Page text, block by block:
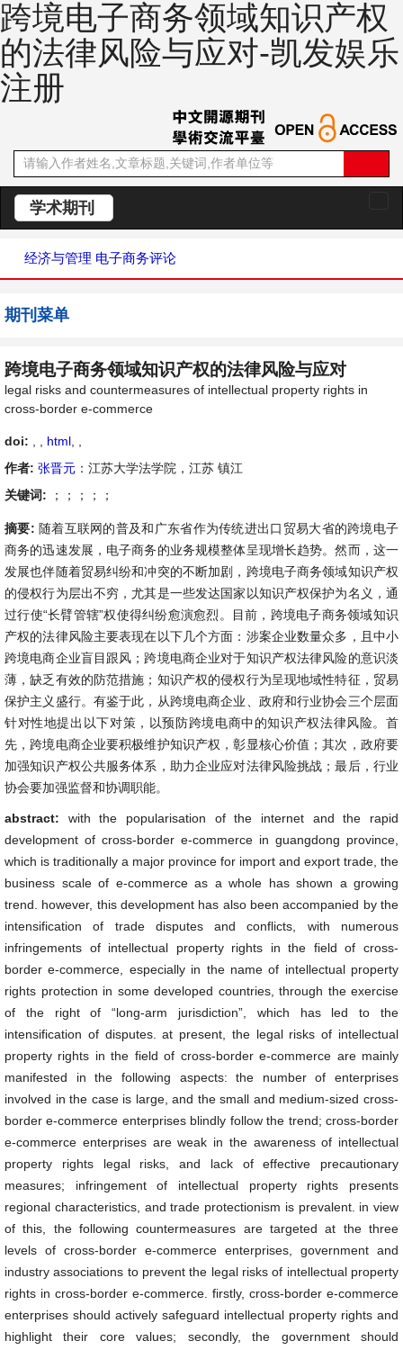
跨境电子商务领域知识产权
的法律风险与应对-凯发娱乐
注册
学术期刊
换
经济与管理 电子商务评论
期刊菜单
跨境电子商务领域知识产权的法律风险与应对
legal risks and countermeasures of intellectual property rights in
cross-border e-commerce
doi: html
作者: 张晋元 ：江苏大学法学院，江苏 镇江
关键词:
；；；；；
摘要: 随着互联网的普及和广东省作为传统进出口贸易大省的跨境电子
商务的迅速发展，电子商务的业务规模整体呈现增长趋势。然而，这一
发展也伴随着贸易纠纷和冲突的不断加剧，跨境电子商务领域知识产权
的侵权行为层出不穷，尤其是一些发达国家以知识产权保护为名义，通
过行使“长臂管辖”权使得纠纷愈演愈烈。目前，跨境电子商务领域知识
产权的法律风险主要表现在以下几个方面：涉案企业数量众多，且中小
跨境电商企业盲目跟风；跨境电商企业对于知识产权法律风险的意识淡
薄，缺乏有效的防范措施；知识产权的侵权行为呈现地域性特征，贸易
保护主义盛行。有鉴于此，从跨境电商企业、政府和行业协会三个层面
针对性地提出以下对策，以预防跨境电商中的知识产权法律风险。首
先，跨境电商企业要积极维护知识产权，彰显核心价值；其次，政府要
加强知识产权公共服务体系，助力企业应对法律风险挑战；最后，行业
协会要加强监督和协调职能。
abstract: with the popularisation of the internet and the rapid
development of cross-border e-commerce in guangdong province,
which is traditionally a major province for import and export trade, the
business scale of e-commerce as a whole has shown a growing
trend. however, this development has also been accompanied by the
intensification of trade disputes and conflicts, with numerous
infringements of intellectual property rights in the field of cross-
border e-commerce, especially in the name of intellectual property
rights protection in some developed countries, through the exercise
of the right of “long-arm jurisdiction”, which has led to the
intensification of disputes. at present, the legal risks of intellectual
property rights in the field of cross-border e-commerce are mainly
manifested in the following aspects: the number of enterprises
involved in the case is large, and the small and medium-sized cross-
border e-commerce enterprises blindly follow the trend; cross-border
e-commerce enterprises are weak in the awareness of intellectual
property rights legal risks, and lack of effective precautionary
measures; infringement of intellectual property rights presents
regional characteristics, and trade protectionism is prevalent. in view
of this, the following countermeasures are targeted at the three
levels of cross-border e-commerce enterprises, government and
industry associations to prevent the legal risks of intellectual property
rights in cross-border e-commerce. firstly, cross-border e-commerce
enterprises should actively safeguard intellectual property rights and
highlight their core values; secondly, the government should